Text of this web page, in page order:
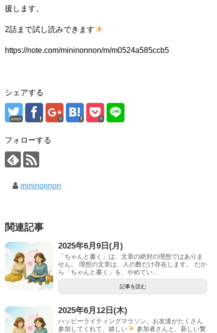
援します。
2話まで試し読みできます
https://note.com/mininonnon/m/m0524a585ccb5
シェアする
error 0 0
フォローする
mininonnon
関連記事
2025年6月9日(月)
「ちゃんと書く」は、文章の絶対の理想ではありま
せん。 理想の文章は、人の数だけ存在します。 だか
ら「ちゃんと書く」を、やめてい...
記事を読む
2025年6月12日(木)
ハッピーライティングマラソン、お友達がたくさん
参加してくれて、嬉しい
参加者さんと、新しい繋